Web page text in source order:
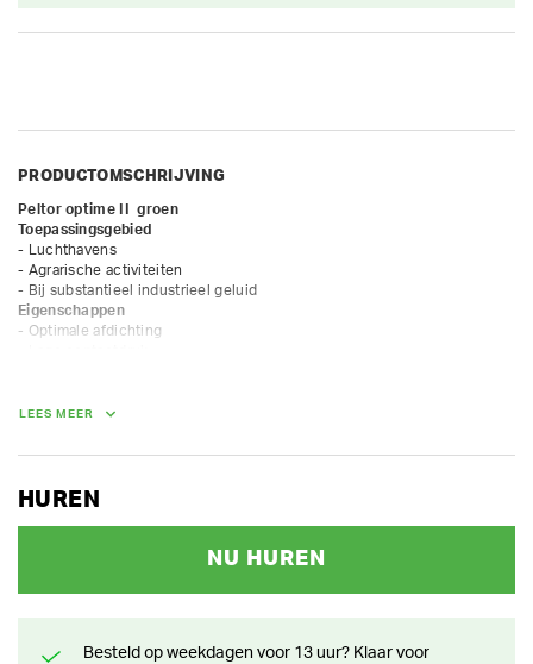
PRODUCTOMSCHRIJVING
Peltor optime II  groen
Toepassingsgebied
- Luchthavens
- Agrarische activiteiten
Eigenschappen
- Optimale afdichting
LEES MEER
HUREN
NU HUREN
Besteld op weekdagen voor 13 uur? Klaar voor